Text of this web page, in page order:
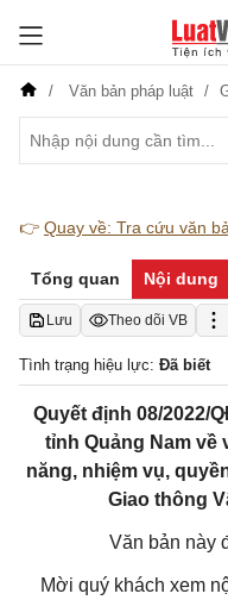
Văn bản pháp luật
👉 Quay về: Tra cứu văn
Tổng quan Nội dung
Lưu Theo dõi VB
Tình trạng hiệu lực: Đã biết
Quyết định 08/2022/
tỉnh Quảng Nam về
năng, nhiệm vụ,
Giao thông
Văn bản này
Mời quý khách xem